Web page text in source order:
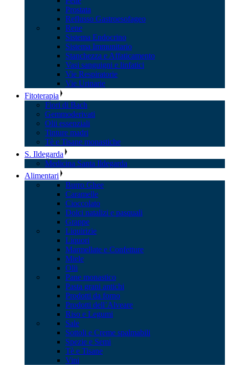
Prostata
Reflusso Gastroesofageo
Rene
Sistema Endocrino
Sistema Immunitario
Stanchezza e Affaticamento
Vasi sanguigni e linfatici
Vie Respiratorie
Vie Urinarie
Fitoterapia
Fiori di Bach
Gemmoderivati
Olii essenziali
Tinture madri
Tè e Tisane monastiche
S. Ildegarda
Medicina Santa Ildegarda
Alimentari
Burro Ghee
Caramelle
Cioccolato
Dolci natalizi e pasquali
Grappe
Liquirizie
Liquori
Marmellate e Confetture
Miele
Olii
Pane monastico
Pasta grani antichi
Prodotti da forno
Prodotti dell’Alveare
Riso e Legumi
Sale
Sottoli e Creme spalmabili
Spezie e Semi
Tè e Tisane
Vini